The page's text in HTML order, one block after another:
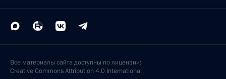
Все материалы сайта доступны по лицензии:
Creative Commons Attribution 4.0 International